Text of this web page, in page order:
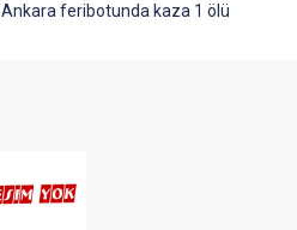
Ankara feribotunda kaza 1 ölü